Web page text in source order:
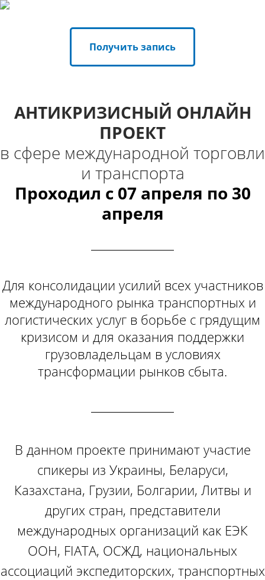
Получить запись
АНТИКРИЗИСНЫЙ ОНЛАЙН
ПРОЕКТ
в сфере международной торговли
и транспорта
Проходил с 07 апреля по 30
апреля
Для консолидации усилий всех участников
международного рынка транспортных и
логистических услуг в борьбе с грядущим
кризисом и для оказания поддержки
грузовладельцам в условиях
трансформации рынков сбыта.
В данном проекте принимают участие
спикеры из Украины, Беларуси,
Казахстана, Грузии, Болгарии, Литвы и
других стран, представители
международных организаций как ЕЭК
ООН, FIATA, ОСЖД, национальных
ассоциаций экспедиторских, транспортных